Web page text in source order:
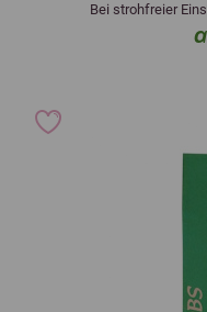
Bei strohfreier